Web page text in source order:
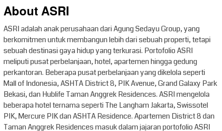
About ASRI
ASRI adalah anak perusahaan dari Agung Sedayu Group, yang
berkomitmen untuk membangun lebih dari sebuah properti, tetapi
sebuah destinasi gaya hidup yang terkurasi. Portofolio ASRI
meliputi pusat perbelanjaan, hotel, apartemen hingga gedung
perkantoran. Beberapa pusat perbelanjaan yang dikelola seperti
Mall of Indonesia, ASHTA District 8, PIK Avenue, Grand Galaxy Park
Bekasi, dan Hublife Taman Anggrek Residences. ASRI mengelola
beberapa hotel ternama seperti The Langham Jakarta, Swissotel
PIK, Mercure PIK dan ASHTA Residence. Apartemen District 8 dan
Taman Anggrek Residences masuk dalam jajaran portofolio ASRI